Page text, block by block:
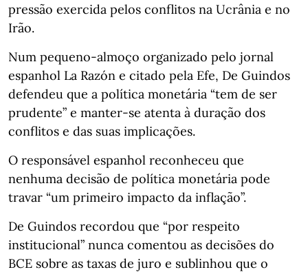
pressão exercida pelos conflitos na Ucrânia e no
Irão.
Num pequeno-almoço organizado pelo jornal
espanhol La Razón e citado pela Efe, De Guindos
defendeu que a política monetária “tem de ser
prudente” e manter-se atenta à duração dos
conflitos e das suas implicações.
O responsável espanhol reconheceu que
nenhuma decisão de política monetária pode
travar “um primeiro impacto da inflação”.
De Guindos recordou que “por respeito
institucional” nunca comentou as decisões do
BCE sobre as taxas de juro e sublinhou que o